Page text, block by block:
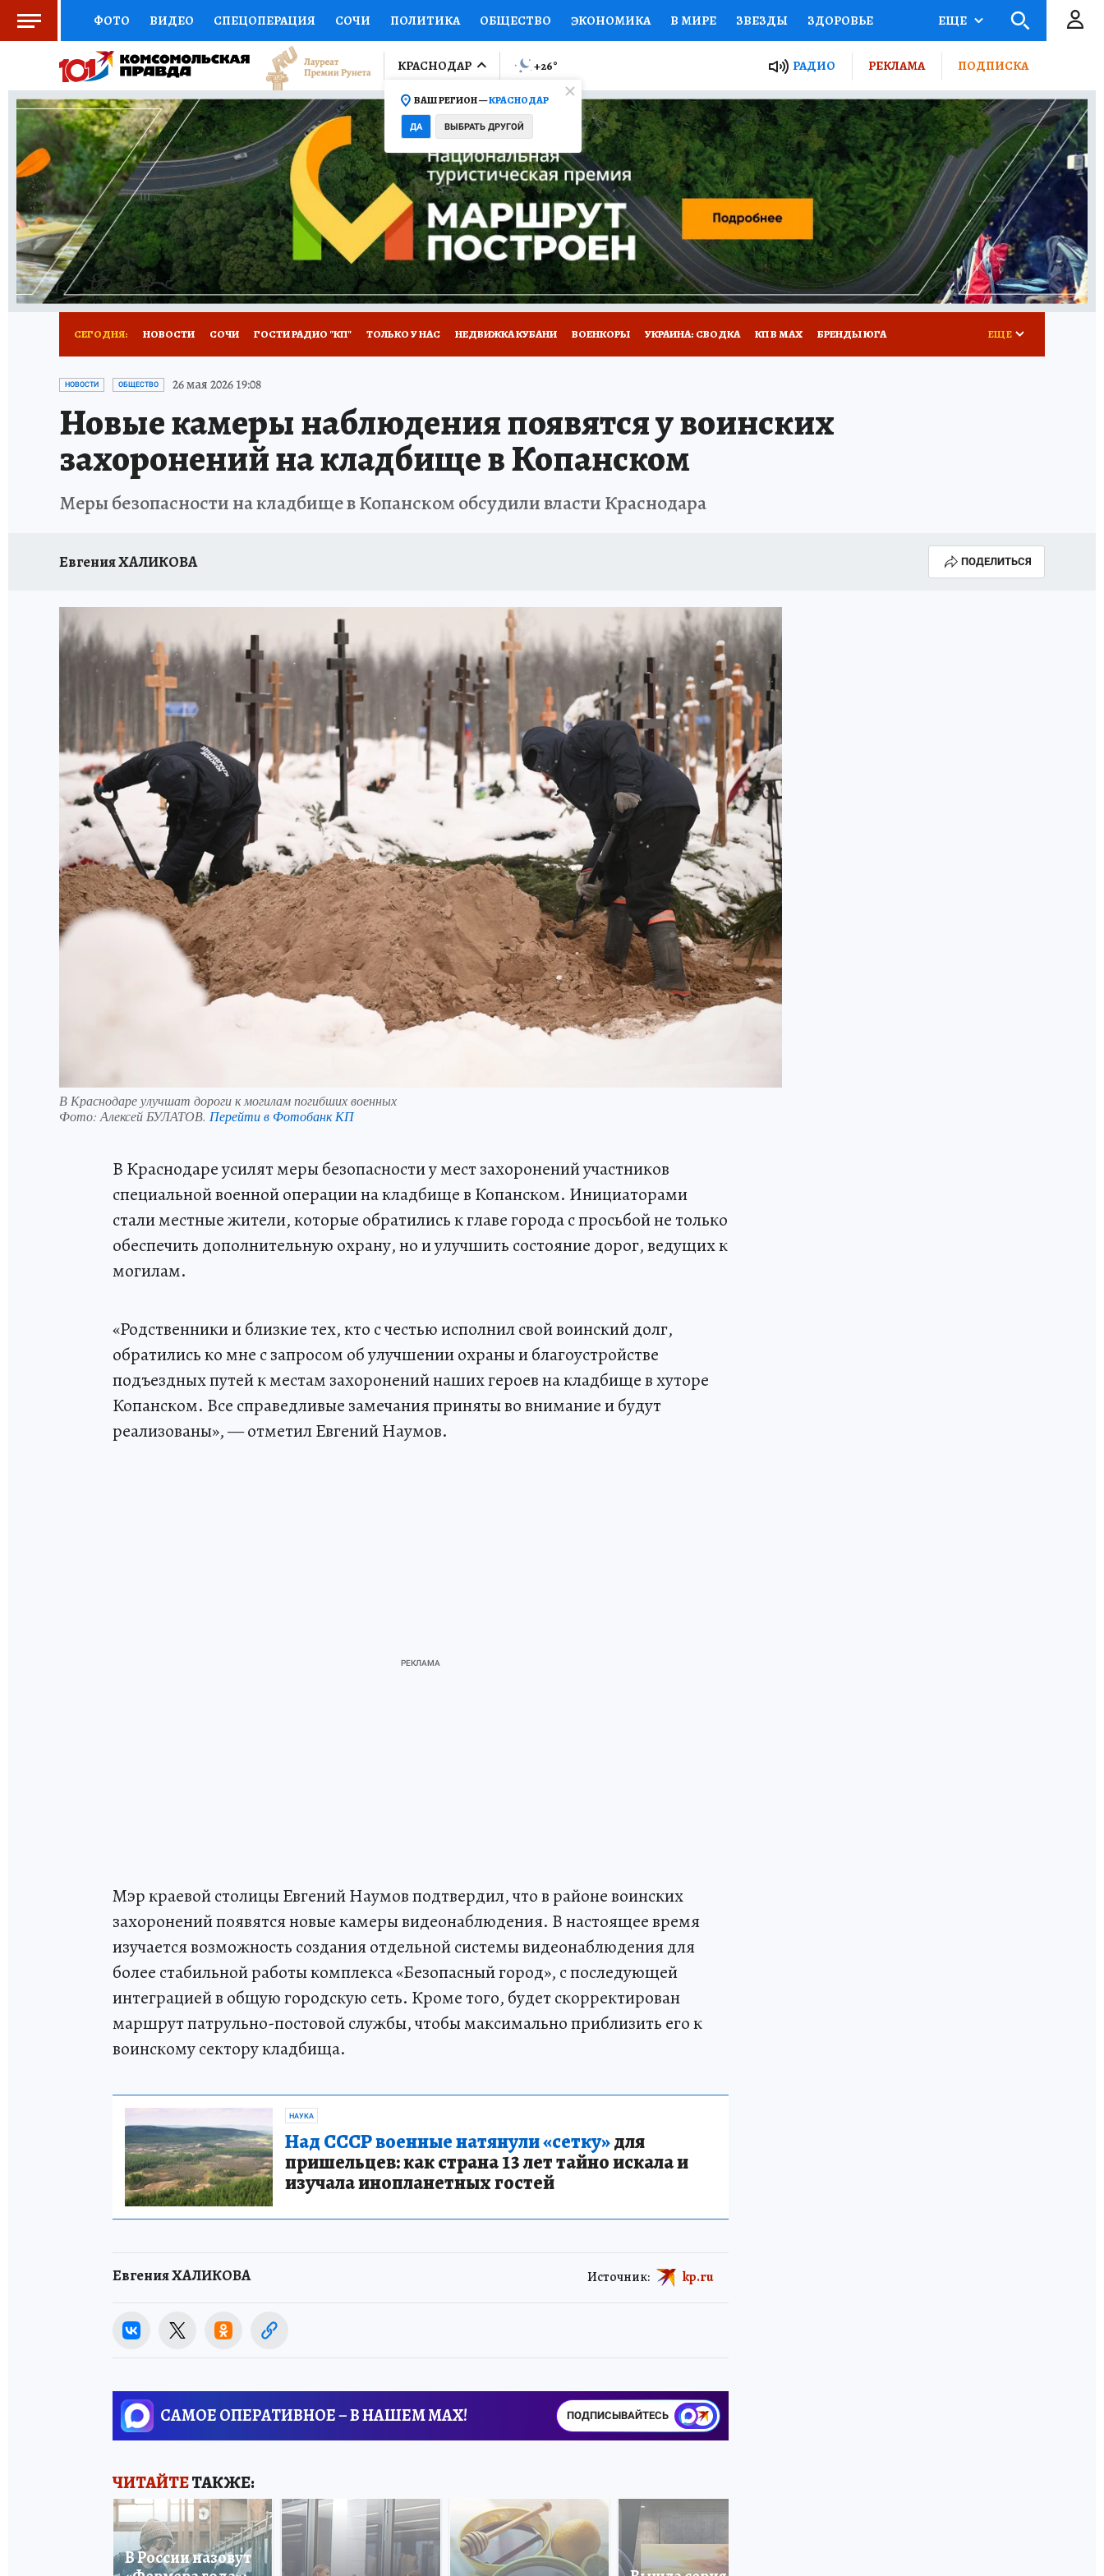
ФОТО ВИДЕО СПЕЦОПЕРАЦИЯ СОЧИ ПОЛИТИКА ОБЩЕСТВО ЭКОНОМИКА В МИРЕ ЗВЕЗДЫ ЗДОРОВЬЕ
СОЦПОДДЕРЖКА НАУКА СПОРТ КОЛУМНИСТЫ ПРОИСШЕСТВИЯ НАЦИОНАЛЬНЫЕ ПРОЕКТЫ РОССИИ
ВЫБОР ЭКСПЕРТОВ ДОКТОР ФИНАНСЫ ОТКРЫВАЕМ МИР Я ЗНАЮ СЕМЬЯ ЖЕНСКИЕ СЕКРЕТЫ ПУТЕВОДИТЕЛЬ
КНИЖНАЯ ПОЛКА ПРОГНОЗЫ НА СПОРТ ПРОМОКОДЫ СЕРИАЛЫ СПЕЦПРОЕКТЫ ДЕФИЦИТ ЖЕЛЕЗА ТУРИЗМ
ПРЕСС-ЦЕНТР НЕДВИЖИМОСТЬ ТЕЛЕВИЗОР КОЛЛЕКЦИИ КОНКУРСЫ РАБОТА У НАС ГИД ПОТРЕБИТЕЛЯ РЕКЛАМА
ВСЕ О КП РАДИО КП ТЕСТЫ НОВОЕ НА САЙТЕ
ЕЩЕ
КРАСНОДАР
ВАШ РЕГИОН —КРАСНОДАР
ДА ВЫБРАТЬ ДРУГОЙ
+26° РАДИО РЕКЛАМА ПОДПИСКА
СЕГОДНЯ: НОВОСТИ СОЧИ ГОСТИ РАДИО "КП" ТОЛЬКО У НАС НЕДВИЖКА КУБАНИ ВОЕНКОРЫ УКРАИНА: СВОДКА КП В МАХ БРЕНДЫ ЮГА
ОТДЫХ В РОССИИ ЗДОРОВЬЕ КУБАНИ
ЕЩЕ
НОВОСТИ ОБЩЕСТВО 26 мая 2026 19:08
Новые камеры наблюдения появятся у воинских
захоронений на кладбище в Копанском
Меры безопасности на кладбище в Копанском обсудили власти Краснодара
Евгения ХАЛИКОВА ПОДЕЛИТЬСЯ
В Краснодаре улучшат дороги к могилам погибших военных
Фото: Алексей БУЛАТОВ. Перейти в Фотобанк КП
В Краснодаре усилят меры безопасности у мест захоронений участников
специальной военной операции на кладбище в Копанском. Инициаторами
стали местные жители, которые обратились к главе города с просьбой не только
обеспечить дополнительную охрану, но и улучшить состояние дорог, ведущих к
могилам.
«Родственники и близкие тех, кто с честью исполнил свой воинский долг,
обратились ко мне с запросом об улучшении охраны и благоустройстве
подъездных путей к местам захоронений наших героев на кладбище в хуторе
Копанском. Все справедливые замечания приняты во внимание и будут
реализованы», — отметил Евгений Наумов.
Мэр краевой столицы Евгений Наумов подтвердил, что в районе воинских
захоронений появятся новые камеры видеонаблюдения. В настоящее время
изучается возможность создания отдельной системы видеонаблюдения для
более стабильной работы комплекса «Безопасный город», с последующей
интеграцией в общую городскую сеть. Кроме того, будет скорректирован
маршрут патрульно-постовой службы, чтобы максимально приблизить его к
воинскому сектору кладбища.
НАУКА
Над СССР военные натянули «сетку»для
пришельцев: как страна 13 лет тайно искала и
изучала инопланетных гостей
Евгения ХАЛИКОВА Источник: kp.ru
САМОЕ ОПЕРАТИВНОЕ – В НАШЕМ MAX! ПОДПИСЫВАЙТЕСЬ
ЧИТАЙТЕТАКЖЕ:
В России назовут